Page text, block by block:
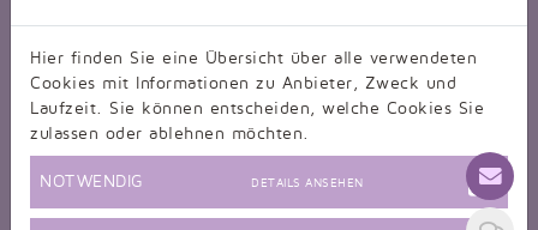
Hier finden Sie eine Übersicht über alle verwendeten
Cookies mit Informationen zu Anbieter, Zweck und
Laufzeit. Sie können entscheiden, welche Cookies Sie
zulassen oder ablehnen möchten.
NOTWENDIG DETAILS ANSEHEN